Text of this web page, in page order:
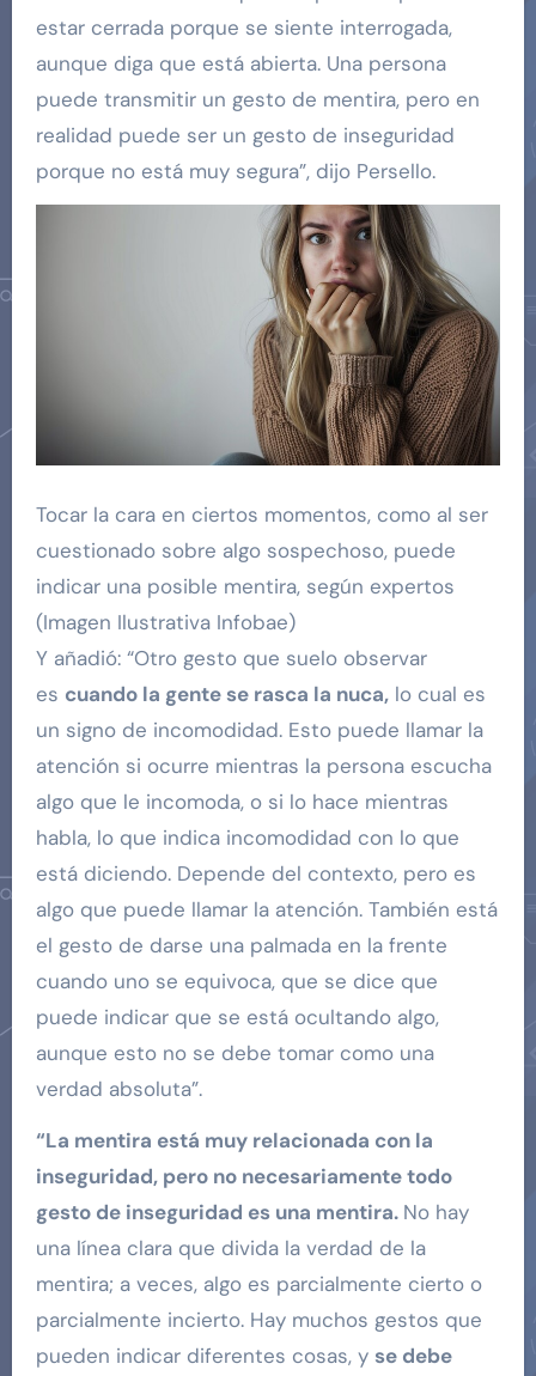
estar cerrada porque se siente interrogada,
aunque diga que está abierta. Una persona
puede transmitir un gesto de mentira, pero en
realidad puede ser un gesto de inseguridad
porque no está muy segura”, dijo Persello.
Tocar la cara en ciertos momentos, como al ser
cuestionado sobre algo sospechoso, puede
indicar una posible mentira, según expertos
(Imagen Ilustrativa Infobae)
Y añadió: “Otro gesto que suelo observar
es cuando la gente se rasca la nuca,lo cual es
un signo de incomodidad. Esto puede llamar la
atención si ocurre mientras la persona escucha
algo que le incomoda, o si lo hace mientras
habla, lo que indica incomodidad con lo que
está diciendo. Depende del contexto, pero es
algo que puede llamar la atención. También está
el gesto de darse una palmada en la frente
cuando uno se equivoca, que se dice que
puede indicar que se está ocultando algo,
aunque esto no se debe tomar como una
verdad absoluta”.
“La mentira está muy relacionada con la
inseguridad, pero no necesariamente todo
gesto de inseguridad es una mentira. No hay
una línea clara que divida la verdad de la
mentira; a veces, algo es parcialmente cierto o
parcialmente incierto. Hay muchos gestos que
pueden indicar diferentes cosas, y se debe